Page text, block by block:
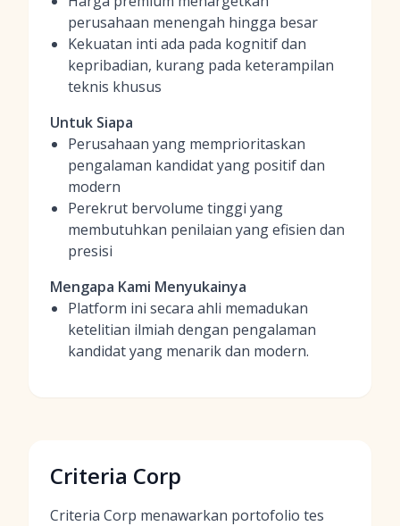
perusahaan menengah hingga besar
Kekuatan inti ada pada kognitif dan
kepribadian, kurang pada keterampilan
teknis khusus
Untuk Siapa
Perusahaan yang memprioritaskan
pengalaman kandidat yang positif dan
modern
Perekrut bervolume tinggi yang
membutuhkan penilaian yang efisien dan
presisi
Mengapa Kami Menyukainya
Platform ini secara ahli memadukan
ketelitian ilmiah dengan pengalaman
kandidat yang menarik dan modern.
Criteria Corp
Criteria Corp menawarkan portofolio tes